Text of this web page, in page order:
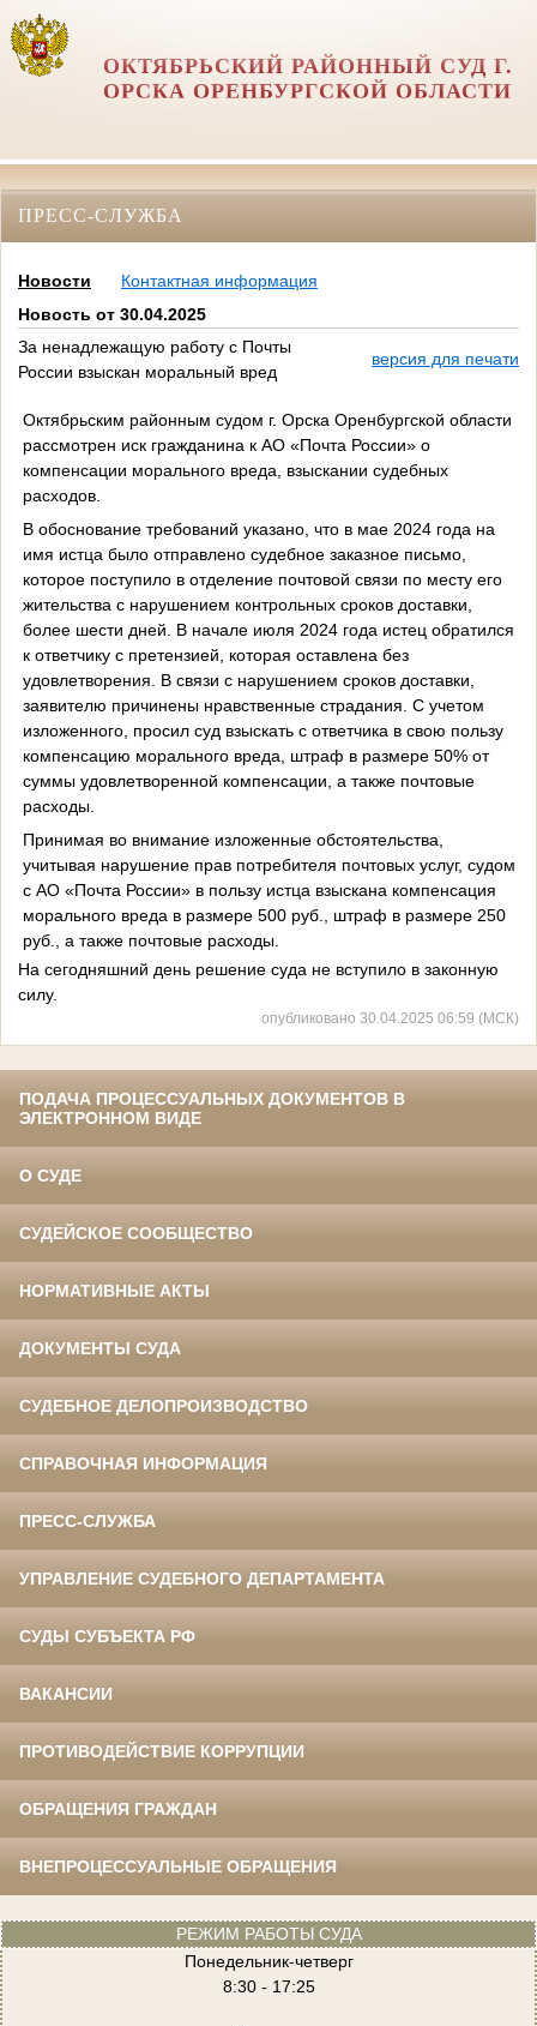
ОКТЯБРЬСКИЙ РАЙОННЫЙ СУД Г.
ОРСКА ОРЕНБУРГСКОЙ ОБЛАСТИ
ПРЕСС-СЛУЖБА
Новости
Контактная информация
Новость от 30.04.2025
За ненадлежащую работу с Почты
России взыскан моральный вред
версия для печати
Октябрьским районным судом г. Орска Оренбургской области
рассмотрен иск гражданина к АО «Почта России» о
компенсации морального вреда, взыскании судебных
расходов.
В обоснование требований указано, что в мае 2024 года на
имя истца было отправлено судебное заказное письмо,
которое поступило в отделение почтовой связи по месту его
жительства с нарушением контрольных сроков доставки,
более шести дней. В начале июля 2024 года истец обратился
к ответчику с претензией, которая оставлена без
удовлетворения. В связи с нарушением сроков доставки,
заявителю причинены нравственные страдания. С учетом
изложенного, просил суд взыскать с ответчика в свою пользу
компенсацию морального вреда, штраф в размере 50% от
суммы удовлетворенной компенсации, а также почтовые
расходы.
Принимая во внимание изложенные обстоятельства,
учитывая нарушение прав потребителя почтовых услуг, судом
с АО «Почта России» в пользу истца взыскана компенсация
морального вреда в размере 500 руб., штраф в размере 250
руб., а также почтовые расходы.
На сегодняшний день решение суда не вступило в законную
силу.
опубликовано 30.04.2025 06:59 (МСК)
ПОДАЧА ПРОЦЕССУАЛЬНЫХ ДОКУМЕНТОВ В
ЭЛЕКТРОННОМ ВИДЕ
О СУДЕ
СУДЕЙСКОЕ СООБЩЕСТВО
НОРМАТИВНЫЕ АКТЫ
ДОКУМЕНТЫ СУДА
СУДЕБНОЕ ДЕЛОПРОИЗВОДСТВО
СПРАВОЧНАЯ ИНФОРМАЦИЯ
ПРЕСС-СЛУЖБА
УПРАВЛЕНИЕ СУДЕБНОГО ДЕПАРТАМЕНТА
СУДЫ СУБЪЕКТА РФ
ВАКАНСИИ
ПРОТИВОДЕЙСТВИЕ КОРРУПЦИИ
ОБРАЩЕНИЯ ГРАЖДАН
ВНЕПРОЦЕССУАЛЬНЫЕ ОБРАЩЕНИЯ
РЕЖИМ РАБОТЫ СУДА
Понедельник-четверг
8:30 - 17:25